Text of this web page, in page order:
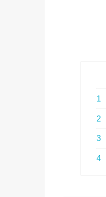
1
2
3
4